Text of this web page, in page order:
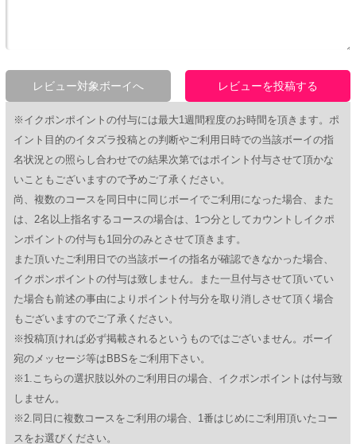
※イクポンポイントの付与には最大1週間程度のお時間を頂きます。ポ
イント目的のイタズラ投稿との判断やご利用日時での当該ボーイの指
名状況との照らし合わせでの結果次第ではポイント付与させて頂かな
いこともございますので予めご了承ください。
尚、複数のコースを同日中に同じボーイでご利用になった場合、また
は、2名以上指名するコースの場合は、1つ分としてカウントしイクポ
ンポイントの付与も1回分のみとさせて頂きます。
また頂いたご利用日での当該ボーイの指名が確認できなかった場合、
イクポンポイントの付与は致しません。また一旦付与させて頂いてい
た場合も前述の事由によりポイント付与分を取り消しさせて頂く場合
もございますのでご了承ください。
※投稿頂ければ必ず掲載されるというものではございません。ボーイ
宛のメッセージ等はBBSをご利用下さい。
※1.こちらの選択肢以外のご利用日の場合、イクポンポイントは付与致
しません。
※2.同日に複数コースをご利用の場合、1番はじめにご利用頂いたコー
スをお選びください。